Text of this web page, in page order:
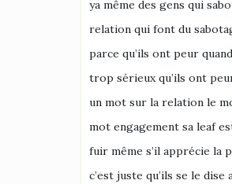
ya même des gens qui
relation qui font du
parce qu’ils ont peur
trop sérieux qu’ils ont
un mot sur la relation le
mot engagement sa leaf
fuir même s’il apprécie la
c’est juste qu’ils se le dise